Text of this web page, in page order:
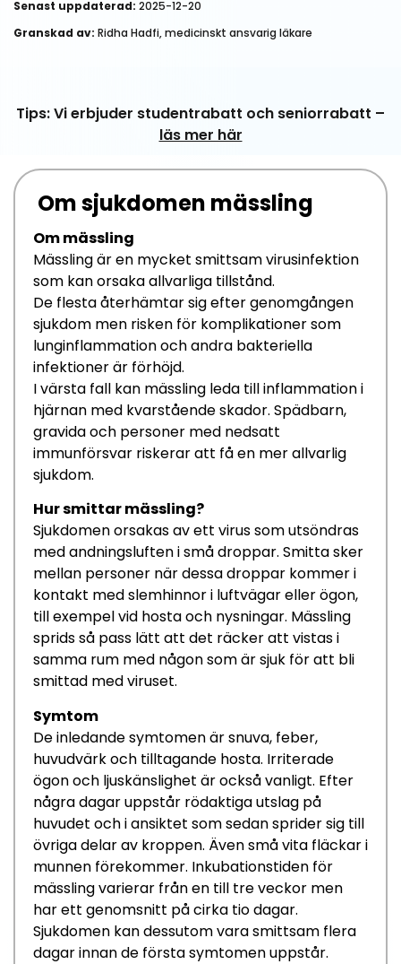
Senast uppdaterad: 2025-12-20
Granskad av: Ridha Hadfi, medicinskt ansvarig läkare
Tips: Vi erbjuder studentrabatt och seniorrabatt –
läs mer här
Om sjukdomen mässling
Om mässling
Mässlingär en mycket smittsamvirusinfektion
som kan orsaka allvarliga tillstånd.
De flesta återhämtar sig efter genomgången
sjukdom men risken för komplikationer som
lunginflammation och andra bakteriella
infektioner är förhöjd.
I värsta fall kan mässling leda tillinflammationi
hjärnan med kvarståendeskador. Spädbarn,
gravida och personer med nedsatt
immunförsvar riskerar att få en mer allvarlig
sjukdom.
Hur smittar mässling?
Sjukdomen orsakas av ett virussom utsöndras
med andningslufteni små droppar. Smitta sker
mellan personer när dessa droppar kommer i
kontakt med slemhinnor i luftvägar eller ögon,
till exempel vid hosta och nysningar. Mässling
sprids så pass lätt att det räcker att vistas i
samma rum med någon som är sjuk för att bli
smittad medviruset.
Symtom
De inledande symtomen ärsnuva, feber,
huvudvärk och tilltagande hosta. Irriterade
ögon och ljuskänslighet är också vanligt. Efter
några dagar uppstår rödaktigautslag på
huvudet och i ansiktet som sedan spridersig till
övriga delar av kroppen. Även små vita fläckar i
munnen förekommer. Inkubationstiden för
mässling varierar frånen till treveckor men
har ett genomsnitt påcirka tiodagar.
Sjukdomen kandessutomvara smittsam flera
dagar innan de första symtomenuppstår.